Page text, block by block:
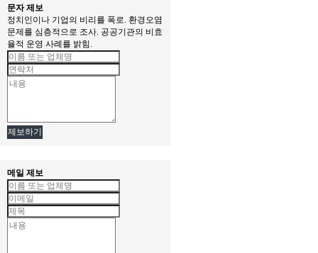
문자 제보
정치인이나 기업의 비리를 폭로. 환경오염
문제를 심층적으로 조사. 공공기관의 비효
율적 운영 사례를 밝힘.
제보하기
메일 제보